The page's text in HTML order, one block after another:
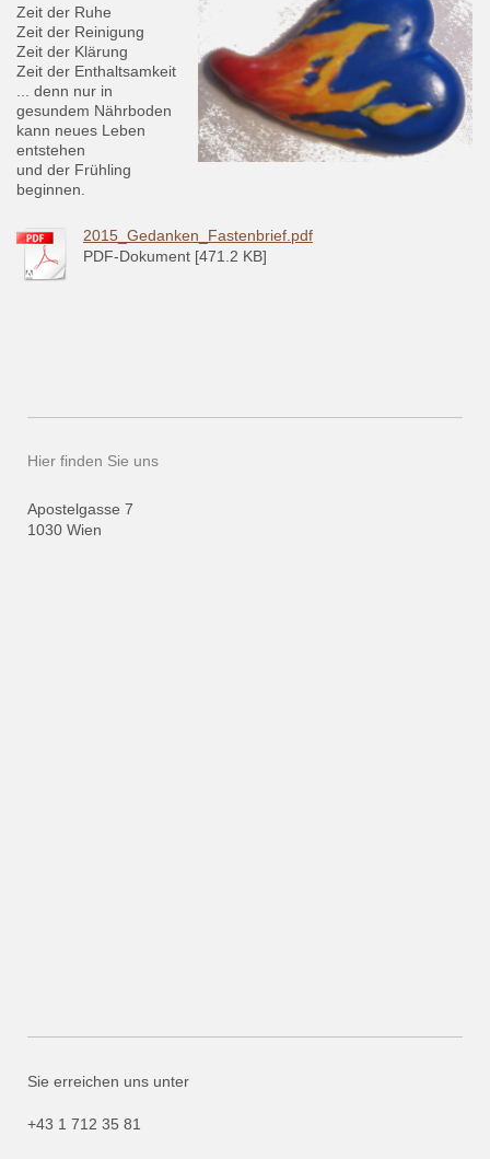
Zeit der Ruhe
Zeit der Reinigung
Zeit der Klärung
Zeit der Enthaltsamkeit
... denn nur in
gesundem Nährboden
kann neues Leben
entstehen
und der Frühling
beginnen.
2015_Gedanken_Fastenbrief.pdf
PDF-Dokument [471.2 KB]
Hier finden Sie uns
Apostelgasse 7
1030 Wien
Sie erreichen uns unter
+43 1 712 35 81